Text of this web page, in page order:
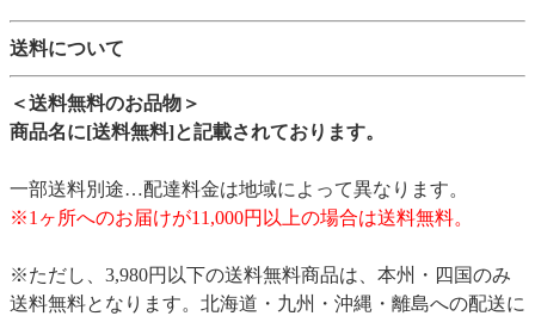
送料について
＜送料無料のお品物＞
商品名に[送料無料]と記載されております。
一部送料別途…配達料金は地域によって異なります。
※1ヶ所へのお届けが11,000円以上の場合は送料無料。
※ただし、3,980円以下の送料無料商品は、本州・四国のみ
送料無料となります。北海道・九州・沖縄・離島への配送に